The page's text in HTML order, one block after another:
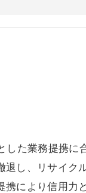
た業務提携に
退し、リサイク
携により信用力